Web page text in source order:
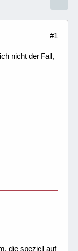
#1
nicht der Fall,
die speziell auf